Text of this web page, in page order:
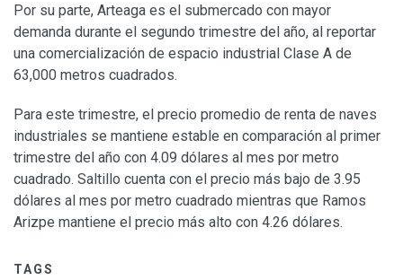
Por su parte, Arteaga es el submercado con mayor
demanda durante el segundo trimestre del año, al reportar
una comercialización de espacio industrial Clase A de
63,000 metros cuadrados.
Para este trimestre, el precio promedio de renta de naves
industriales se mantiene estable en comparación al primer
trimestre del año con 4.09 dólares al mes por metro
cuadrado. Saltillo cuenta con el precio más bajo de 3.95
dólares al mes por metro cuadrado mientras que Ramos
Arizpe mantiene el precio más alto con 4.26 dólares.
TAGS